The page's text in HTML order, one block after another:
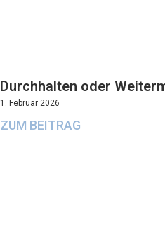
Durchhalten oder
1. Februar 2026
ZUM BEITRAG